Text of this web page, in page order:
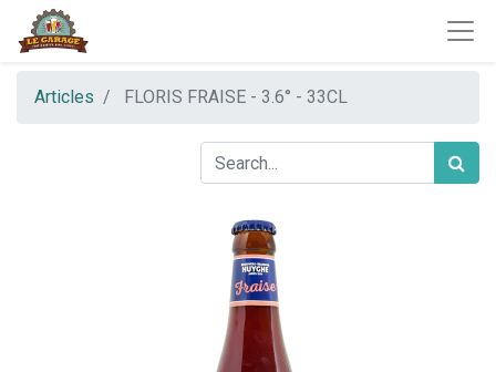
Articles FLORIS FRAISE - 3.6° - 33CL